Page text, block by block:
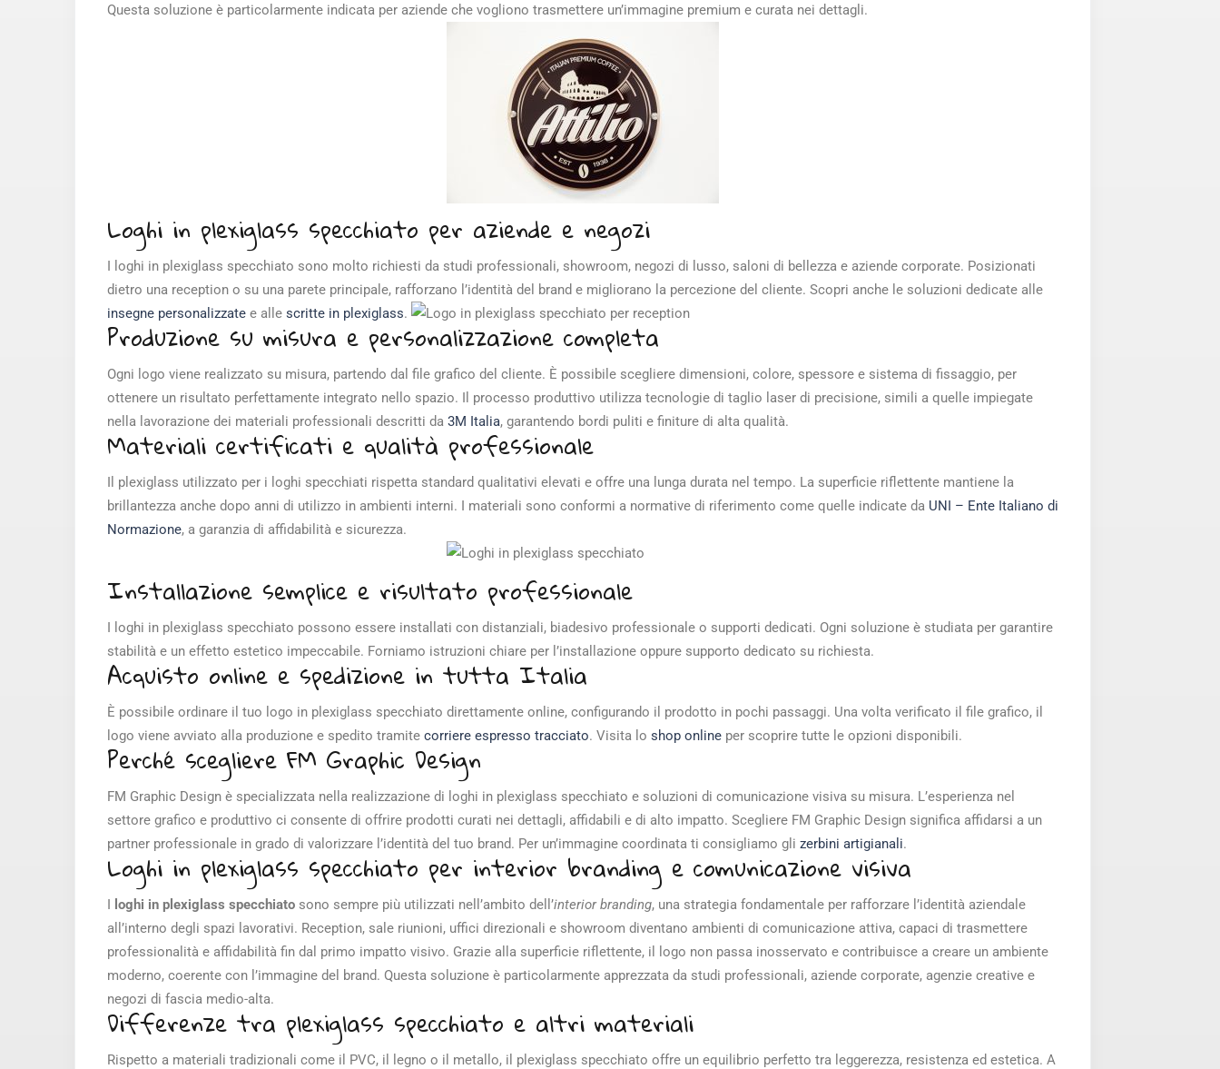
Questa soluzione è particolarmente indicata per aziende che vogliono trasmettere un’immagine premium e curata nei dettagli.
Loghi in plexiglass specchiato per aziende e negozi
I loghi in plexiglass specchiato sono molto richiesti da studi professionali, showroom, negozi di lusso, saloni di bellezza e aziende corporate. Posizionati
dietro una reception o su una parete principale, rafforzano l’identità del brand e migliorano la percezione del cliente. Scopri anche le soluzioni dedicate alle
insegne personalizzate e alle scritte in plexiglass.
Produzione su misura e personalizzazione completa
Ogni logo viene realizzato su misura, partendo dal file grafico del cliente. È possibile scegliere dimensioni, colore, spessore e sistema di fissaggio, per
ottenere un risultato perfettamente integrato nello spazio. Il processo produttivo utilizza tecnologie di taglio laser di precisione, simili a quelle impiegate
nella lavorazione dei materiali professionali descritti da 3M Italia, garantendo bordi puliti e finiture di alta qualità.
Materiali certificati e qualità professionale
Il plexiglass utilizzato per i loghi specchiati rispetta standard qualitativi elevati e offre una lunga durata nel tempo. La superficie riflettente mantiene la
brillantezza anche dopo anni di utilizzo in ambienti interni. I materiali sono conformi a normative di riferimento come quelle indicate da UNI – Ente Italiano di
Normazione, a garanzia di affidabilità e sicurezza.
Installazione semplice e risultato professionale
I loghi in plexiglass specchiato possono essere installati con distanziali, biadesivo professionale o supporti dedicati. Ogni soluzione è studiata per garantire
stabilità e un effetto estetico impeccabile. Forniamo istruzioni chiare per l’installazione oppure supporto dedicato su richiesta.
Acquisto online e spedizione in tutta Italia
È possibile ordinare il tuo logo in plexiglass specchiato direttamente online, configurando il prodotto in pochi passaggi. Una volta verificato il file grafico, il
logo viene avviato alla produzione e spedito tramite corriere espresso tracciato. Visita lo shop online per scoprire tutte le opzioni disponibili.
Perché scegliere FM Graphic Design
FM Graphic Design è specializzata nella realizzazione di loghi in plexiglass specchiato e soluzioni di comunicazione visiva su misura. L’esperienza nel
settore grafico e produttivo ci consente di offrire prodotti curati nei dettagli, affidabili e di alto impatto. Scegliere FM Graphic Design significa affidarsi a un
partner professionale in grado di valorizzare l’identità del tuo brand. Per un’immagine coordinata ti consigliamo gli zerbini artigianali.
Loghi in plexiglass specchiato per interior branding e comunicazione visiva
I loghi in plexiglass specchiato sono sempre più utilizzati nell’ambito dell’interior branding, una strategia fondamentale per rafforzare l’identità aziendale
all’interno degli spazi lavorativi. Reception, sale riunioni, uffici direzionali e showroom diventano ambienti di comunicazione attiva, capaci di trasmettere
professionalità e affidabilità fin dal primo impatto visivo. Grazie alla superficie riflettente, il logo non passa inosservato e contribuisce a creare un ambiente
moderno, coerente con l’immagine del brand. Questa soluzione è particolarmente apprezzata da studi professionali, aziende corporate, agenzie creative e
negozi di fascia medio-alta.
Differenze tra plexiglass specchiato e altri materiali
Rispetto a materiali tradizionali come il PVC, il legno o il metallo, il plexiglass specchiato offre un equilibrio perfetto tra leggerezza, resistenza ed estetica. A